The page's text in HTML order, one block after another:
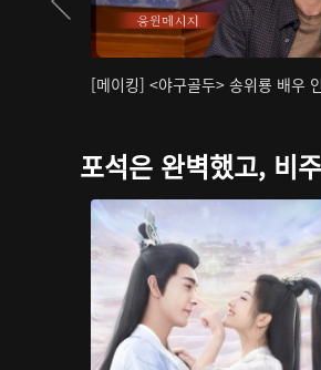
[메이킹] <야구골두> 송위룡 배우
포석은 완벽했고, 비